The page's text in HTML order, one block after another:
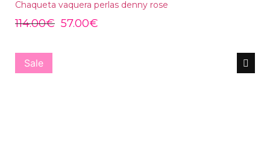
Chaqueta vaquera perlas denny rose
114.00€ 57.00€
Sale